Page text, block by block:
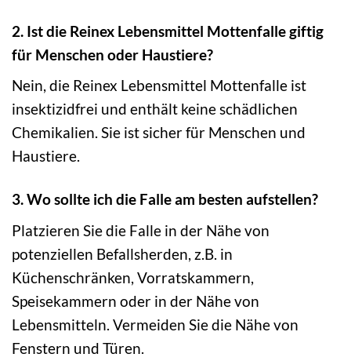
2. Ist die Reinex Lebensmittel Mottenfalle giftig
für Menschen oder Haustiere?
Nein, die Reinex Lebensmittel Mottenfalle ist
insektizidfrei und enthält keine schädlichen
Chemikalien. Sie ist sicher für Menschen und
Haustiere.
3. Wo sollte ich die Falle am besten aufstellen?
Platzieren Sie die Falle in der Nähe von
potenziellen Befallsherden, z.B. in
Küchenschränken, Vorratskammern,
Speisekammern oder in der Nähe von
Lebensmitteln. Vermeiden Sie die Nähe von
Fenstern und Türen.